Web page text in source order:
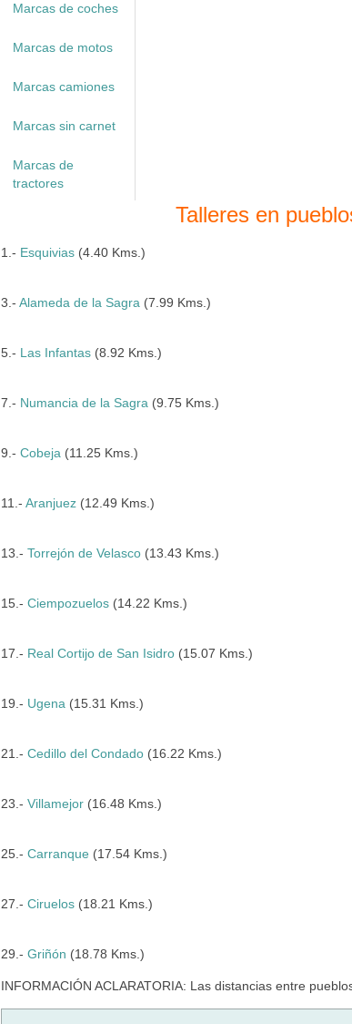
Marcas de coches
Marcas de motos
Marcas camiones
Marcas sin carnet
Marcas de
tractores
Talleres en
1.- Esquivias(4.40 Kms.)
3.- Alameda de la Sagra (7.99 Kms.)
5.- Las Infantas(8.92 Kms.)
7.- Numancia de la Sagra (9.75 Kms.)
9.- Cobeja (11.25 Kms.)
11.- Aranjuez(12.49 Kms.)
13.- Torrejón de Velasco(13.43 Kms.)
15.- Ciempozuelos(14.22 Kms.)
17.- Real Cortijo de San Isidro(15.07 Kms.)
19.- Ugena (15.31 Kms.)
21.- Cedillo del Condado(16.22 Kms.)
23.- Villamejor(16.48 Kms.)
25.- Carranque(17.54 Kms.)
27.- Ciruelos(18.21 Kms.)
29.- Griñón (18.78 Kms.)
INFORMACIÓN ACLARATORIA: Las distancias entre